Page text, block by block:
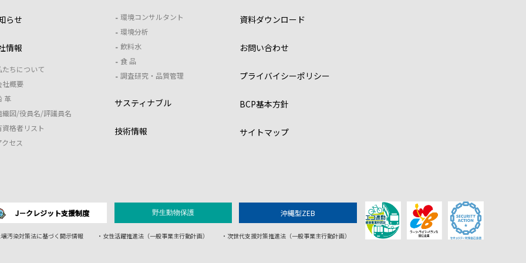
らせ
情報
たちについて
社概要
革
織図/役員名/評議員名
資格者リスト
クセス
環境コンサルタント
環境分析
飲料水
食 品
調査研究・品質管理
サスティナブル
技術情報
資料ダウンロード
お問い合わせ
プライバイシーポリシー
BCP基本方針
サイトマップ
J－クレジット支援制度 野生動物保護 沖縄型ZEB
汚染対策法に基づく開示情報 ・女性活躍推進法（一般事業主行動計画） ・次世代支援対策推進法（一般事業主行動計画）